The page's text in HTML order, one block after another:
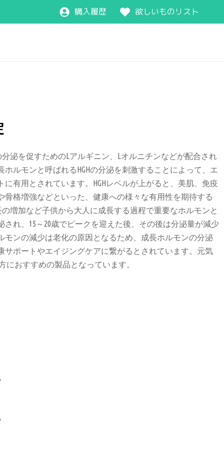
購入履歴 欲しいものリスト
分泌を促すためのLアルギニン、Lオルニチンなどが配合され
ルモンと呼ばれるHGHの分泌を刺激することによって、エ
有用とされています。HGHレベルが上がると、美肌、免疫
骨格増強などといった、健康への様々な有用性を期待する
の増加など子供から大人に成長する過程で重要なホルモンと
れ、15～20歳でピークを迎えた後、その後は分泌量が減少
モンの減少は老化の原因となるため、成長ホルモンの分泌
サポートやエイジングケアに繋がるとされています。元気
におすすめの製品となっています。